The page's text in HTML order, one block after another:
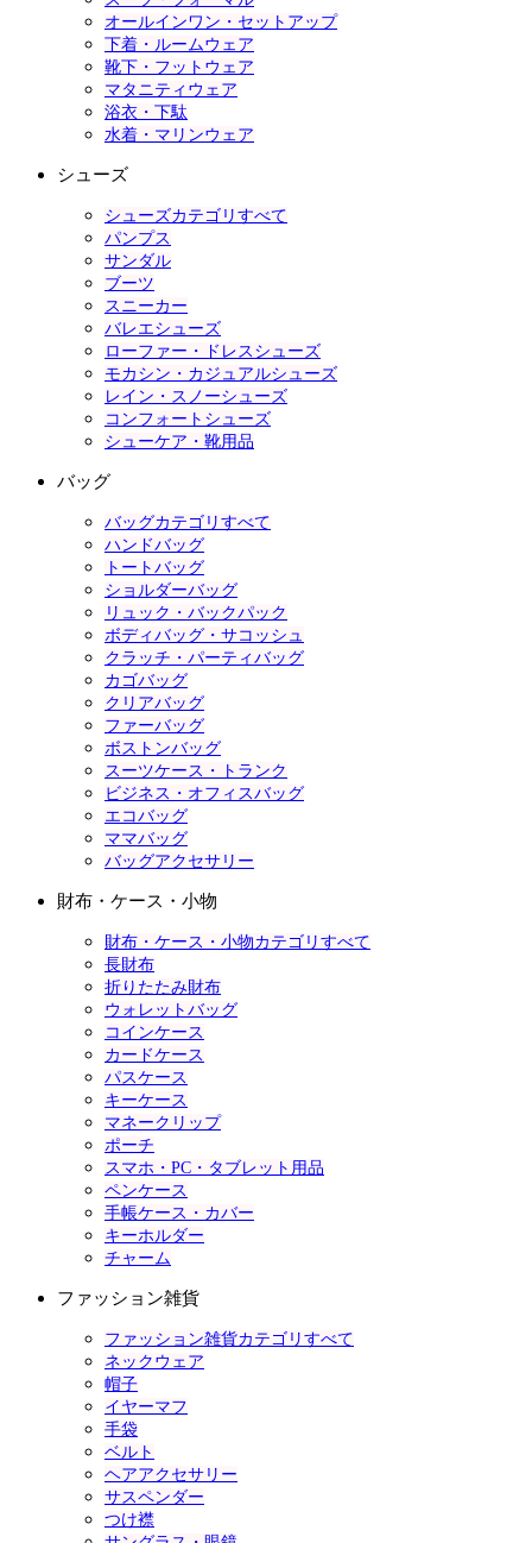
オールインワン・セットアップ
下着・ルームウェア
靴下・フットウェア
マタニティウェア
浴衣・下駄
水着・マリンウェア
シューズ
シューズカテゴリすべて
パンプス
サンダル
ブーツ
スニーカー
バレエシューズ
ローファー・ドレスシューズ
モカシン・カジュアルシューズ
レイン・スノーシューズ
コンフォートシューズ
シューケア・靴用品
バッグ
バッグカテゴリすべて
ハンドバッグ
トートバッグ
ショルダーバッグ
リュック・バックパック
ボディバッグ・サコッシュ
クラッチ・パーティバッグ
カゴバッグ
クリアバッグ
ファーバッグ
ボストンバッグ
スーツケース・トランク
ビジネス・オフィスバッグ
エコバッグ
ママバッグ
バッグアクセサリー
財布・ケース・小物
財布・ケース・小物カテゴリすべて
長財布
折りたたみ財布
ウォレットバッグ
コインケース
カードケース
パスケース
キーケース
マネークリップ
ポーチ
スマホ・PC・タブレット用品
ペンケース
手帳ケース・カバー
キーホルダー
チャーム
ファッション雑貨
ファッション雑貨カテゴリすべて
ネックウェア
帽子
イヤーマフ
手袋
ベルト
ヘアアクセサリー
サスペンダー
つけ襟